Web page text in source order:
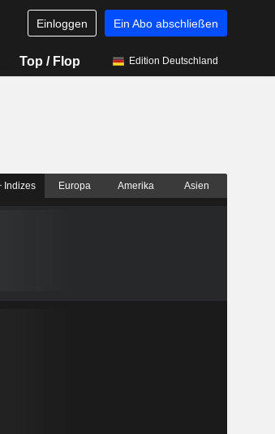
Einloggen Ein Abo abschließen
Top / Flop Edition Deutschland
Indizes Europa Amerika Asien